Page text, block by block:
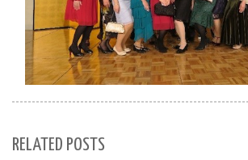
RELATED POSTS